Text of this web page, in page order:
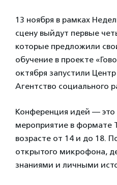
13 ноября в рамках
сцену выйдут первые
которые предложили
обучение в проекте
октября запустили
Агентство социального
Конференция идей —
мероприятие в формате
возрасте от 14 и до 18.
открытого микрофона,
знаниями и личными